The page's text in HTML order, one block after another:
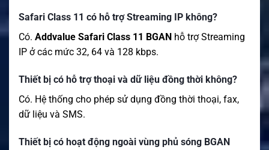
Safari Class 11 có hỗ trợ Streaming IP không?
Có. Addvalue Safari Class 11 BGAN hỗ trợ Streaming
IP ở các mức 32, 64 và 128 kbps.
Thiết bị có hỗ trợ thoại và dữ liệu đồng thời không?
Có. Hệ thống cho phép sử dụng đồng thời thoại, fax,
dữ liệu và SMS.
Thiết bị có hoạt động ngoài vùng phủ sóng BGAN